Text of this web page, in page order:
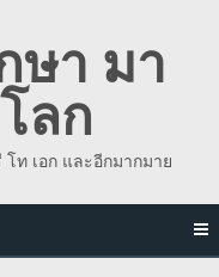
ษา มา
ลก
ท เอก และอีกมากมาย